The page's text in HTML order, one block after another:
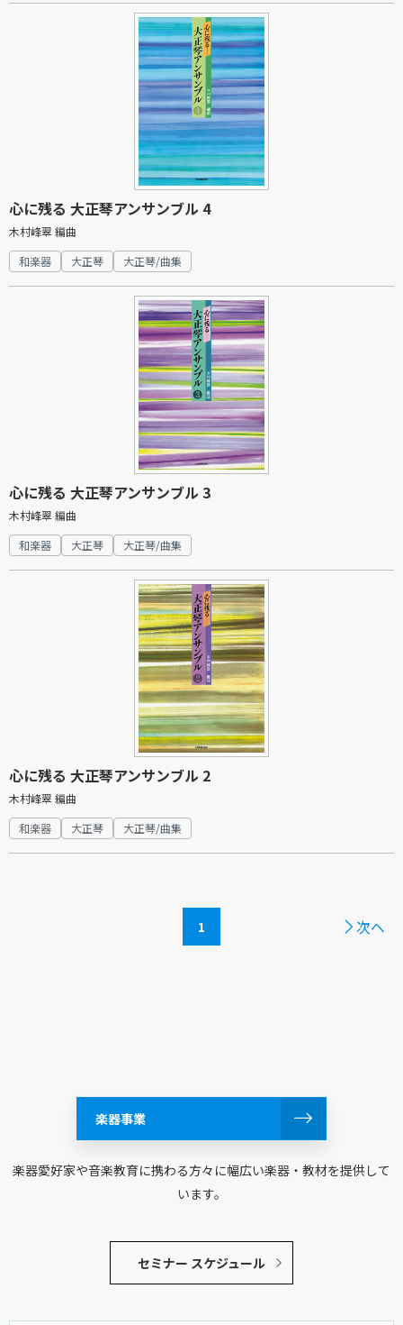
心に残る 大正琴アンサンブル 4
木村峰翠 編曲
和楽器
大正琴 大正琴/曲集
心に残る 大正琴アンサンブル 3
木村峰翠 編曲
和楽器
大正琴 大正琴/曲集
心に残る 大正琴アンサンブル 2
木村峰翠 編曲
和楽器
大正琴 大正琴/曲集
1 次へ
楽器事業
楽器愛好家や音楽教育に携わる方々に幅広い楽器・教材を提供して
います。
セミナー スケジュール